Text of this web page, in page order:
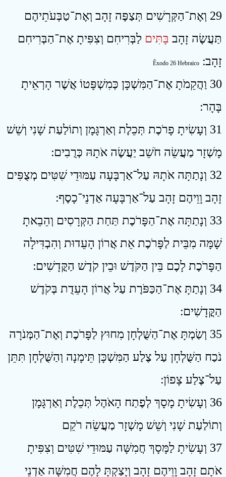
29 וְאֶת־הַקְּרָשִׁים תְּצַפֶּה זָהָב וְאֶת־טַבְּעֹתֵיהֶם
תַּעֲשֶׂה זָהָב בָּתִּים לַבְּרִיחִם וְצִפִּיתָ אֶת־הַבְּרִיחִם
זָהָב ׃ Êxodo 26 Hebraico
30 וַהֲקֵמֹתָ אֶת־הַמִּשְׁכָּן כְּמִשְׁפָּטוֹ אֲשֶׁר הָרְאֵיתָ
בָּהָר ׃
31 וְעָשִׂיתָ פָרֹכֶת תְּכֵלֶת וְאַרְגָּמָן וְתוֹלַעַת שָׁנִי וְשֵׁשׁ
מָשְׁזָר מַעֲשֵׂה חֹשֵׁב יַעֲשֶׂה אֹתָהּ כְּרֻבִים ׃
32 וְנָתַתָּה אֹתָהּ עַל־אַרְבָּעָה עַמּוּדֵי שִׁטִּים מְצֻפִּים
זָהָב וָוֵיהֶם זָהָב עַל־אַרְבָּעָה אַדְנֵי־כָסֶף ׃
33 וְנָתַתָּה אֶת־הַפָּרֹכֶת תַּחַת הַקְּרָסִים וְהֵבֵאתָ
שָׁמָּה מִבֵּית לַפָּרֹכֶת אֵת אֲרוֹן הָעֵדוּת וְהִבְדִּילָה
הַפָּרֹכֶת לָכֶם בֵּין הַקֹּדֶשׁ וּבֵין קֹדֶשׁ הַקֳּדָשִׁים ׃
34 וְנָתַתָּ אֶת־הַכַּפֹּרֶת עַל אֲרוֹן הָעֵדֻת בְּקֹדֶשׁ
הַקֳּדָשִׁים ׃
35 וְשַׂמְתָּ אֶת־הַשֻּׁלְחָן מִחוּץ לַפָּרֹכֶת וְאֶת־הַמְּנֹרָה
נֹכַח הַשֻּׁלְחָן עַל צֶלַע הַמִּשְׁכָּן תֵּימָנָה וְהַשֻּׁלְחָן תִּתֵּן
עַל־צֶלַע צָפוֹן ׃
36 וְעָשִׂיתָ מָסָךְ לְפֶתַח הָאֹהֶל תְּכֵלֶת וְאַרְגָּמָן
וְתוֹלַעַת שָׁנִי וְשֵׁשׁ מָשְׁזָר מַעֲשֵׂה רֹקֵם
37 וְעָשִׂיתָ לַמָּסָךְ חֲמִשָּׁה עַמּוּדֵי שִׁטִּים וְצִפִּיתָ
אֹתָם זָהָב וָוֵיהֶם זָהָב וְיָצַקְתָּ לָהֶם חֲמִשָּׁה אַדְנֵי